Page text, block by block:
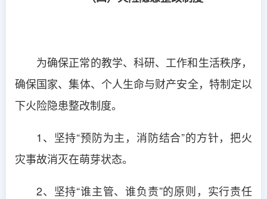
为确保正常的教学、科研、工作和生活秩序，
确保国家、集体、个人生命与财产安全，特制定以
下火险隐患整改制度。
1、坚持“预防为主，消防结合”的方针，把火
灾事故消灭在萌芽状态。
2、坚持“谁主管、谁负责”的原则，实行责任